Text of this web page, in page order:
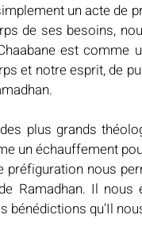
un acte de
de ses besoins,
est comme
et notre esprit, de
plus grands
un échauffement
préfiguration nous
Ramadhan. Il
bénédictions qu’Il